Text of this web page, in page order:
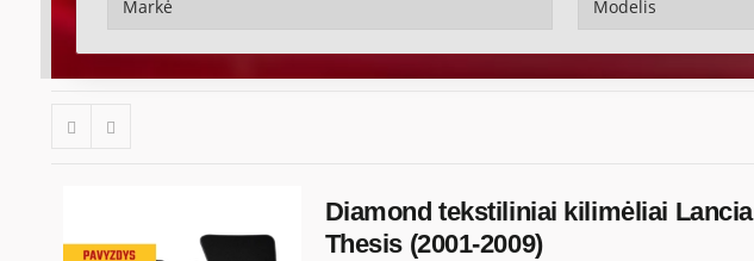
Diamond tekstiliniai kilimėliai Lancia
Thesis (2001-2009)